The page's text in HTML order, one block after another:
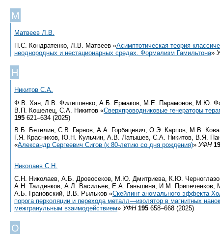
М
Матвеев Л.В.
П.С. Кондратенко, Л.В. Матвеев «Асимптотическая теория
неоднородных и нестационарных средах. Формализм Гамильтона»
Н
Никитов С.А.
Ф.В. Хан, Л.В. Филиппенко, А.Б. Ермаков, М.Е. Парамонов, М.Ю.
В.П. Кошелец, С.А. Никитов «Сверхпроводниковые генераторы
195 621–634 (2025)
В.Б. Бетелин, С.В. Гарнов, А.А. Горбацевич, О.Э. Карпов, М.В.
Г.Я. Красников, Ю.Н. Кульчин, А.В. Латышев, С.А. Никитов, В.Я.
«Александр Сергеевич Сигов (к 80-летию со дня рождения)» УФН
Николаев С.Н.
С.Н. Николаев, А.Б. Дровосеков, М.Ю. Дмитриева, К.Ю.
А.Н. Талденков, А.Л. Васильев, Е.А. Ганьшина, И.М. Припеченков,
А.Б. Грановский, В.В. Рыльков «Cкейлинг аномального эффекта
порога перколяции и перехода металл—изолятор в магнитных
межгранульным взаимодействием» УФН 195 658–668 (2025)
О